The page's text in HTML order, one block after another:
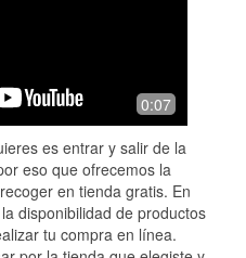
0:07
es entrar y salir de la
eso que ofrecemos la
en tienda gratis. En
disponibilidad de productos
tu compra en línea.